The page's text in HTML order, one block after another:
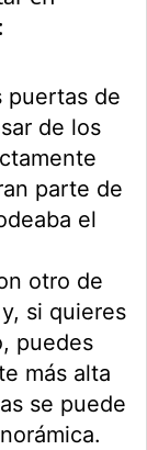
puertas de
de los
parte de
el
otro de
si quieres
puedes
más alta
se puede